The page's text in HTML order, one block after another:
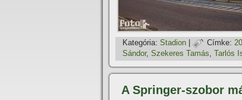
Kategória: Stadion Címke:
Sándor, Szekeres Tamás, Tarlós
A Springer-szobor